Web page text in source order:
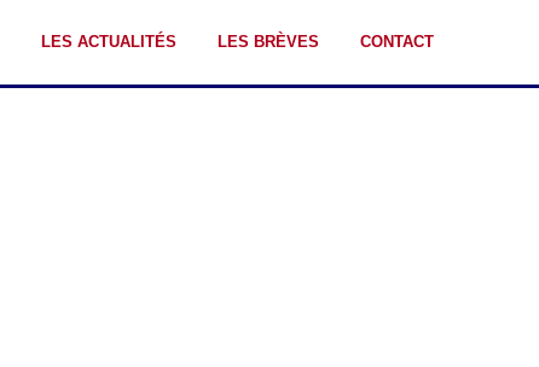
LES ACTUALITÉS LES BRÈVES CONTACT